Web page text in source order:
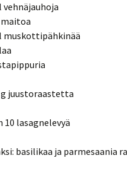
maitoa
g juustoraastetta
10 lasagnelevyä
basilikaa ja parmesaania